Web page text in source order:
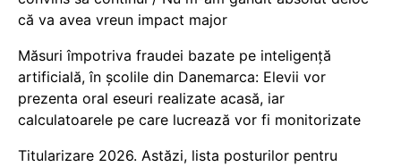
că va avea vreun impact major
Măsuri împotriva fraudei bazate pe inteligență
artificială, în școlile din Danemarca: Elevii vor
prezenta oral eseuri realizate acasă, iar
calculatoarele pe care lucrează vor fi monitorizate
Titularizare 2026. Astăzi, lista posturilor pentru